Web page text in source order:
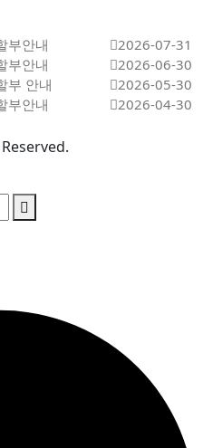
부안내
2026-07-31
부안내
2026-06-30
부 안내
2026-05-30
부안내
2026-04-30